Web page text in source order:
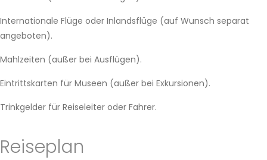
Internationale Flüge oder Inlandsflüge (auf Wunsch separat
angeboten).
Mahlzeiten (außer bei Ausflügen).
Eintrittskarten für Museen (außer bei Exkursionen).
Trinkgelder für Reiseleiter oder Fahrer.
Reiseplan